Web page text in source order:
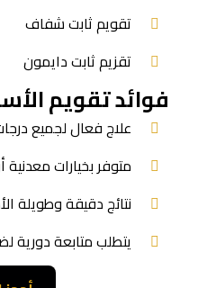
تقويم ثابت شفاف
تقزيم ثابت دايمون
فوائد تقويم
علاج فعال لجميع
متوفر بخيارات معدنية
نتائج دقيقة وطويلة
يتطلب متابعة دورية